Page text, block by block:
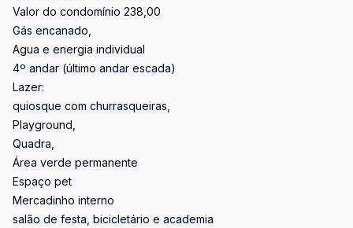
Valor do condomínio 238,00
Gás encanado,
Agua e energia individual
4º andar (último andar escada)
Lazer:
quiosque com churrasqueiras,
Playground,
Quadra,
Área verde permanente
Espaço pet
Mercadinho interno
salão de festa, bicicletário e academia